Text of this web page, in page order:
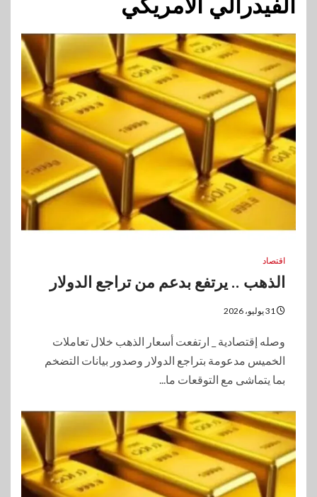
الفيدرالي الأمريكي
اقتصاد
الذهب .. يرتفع بدعم من تراجع الدولار
وصله إقتصادية _ ارتفعت أسعار الذهب خلال تعاملات
الخميس مدعومة بتراجع الدولار وصدور بيانات التضخم
بما يتماشى مع التوقعات ما...